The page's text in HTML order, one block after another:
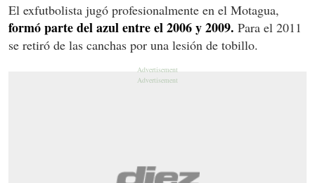
El exfutbolista jugó profesionalmente en el Motagua,
formó parte del azul entre el 2006 y 2009. Para el 2011
se retiró de las canchas por una lesión de tobillo.